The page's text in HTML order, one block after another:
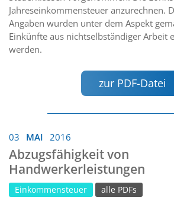
Jahreseinkommensteuer anzurechnen.
Angaben wurden unter dem Aspekt
Einkünfte aus nichtselbständiger Arbeit
werden.
zur PDF-Datei
03 MAI 2016
Abzugsfähigkeit von
Handwerkerleistungen
Einkommensteuer alle PDFs